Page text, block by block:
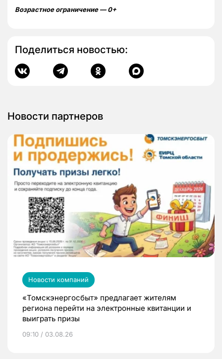
Возрастное ограничение — 0+
Поделиться новостью:
Новости партнеров
Новости компаний
«Томскэнергосбыт» предлагает жителям
региона перейти на электронные квитанции и
выиграть призы
09:10 / 03.08.26